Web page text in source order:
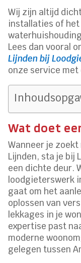
Wij zijn altijd
installaties of het
Lees dan vooral
Lijnden bij
onze service met
Wat doet
Wanneer je
Lijnden, sta je bij
een dichte deur.
loodgieterswerk
gaat om het
oplossen van
lekkages in je
expertise past
moderne
gelegen tussen